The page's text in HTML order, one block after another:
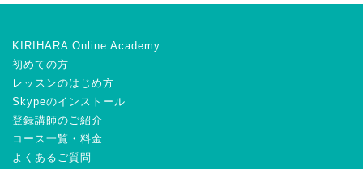
KIRIHARA Online Academy
初めての方
レッスンのはじめ方
Skypeのインストール
登録講師のご紹介
コース一覧・料金
よくあるご質問